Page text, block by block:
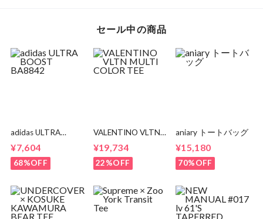
セール中の商品
adidas ULTRA
¥7,604
68%OFF
VALENTINO VLTN
¥19,734
22%OFF
aniary トートバッグ
¥15,180
70%OFF